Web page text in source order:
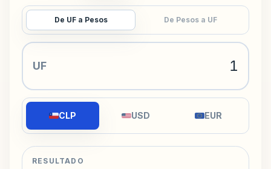
De UF a Pesos De Pesos a UF
UF
CLP USD EUR
RESULTADO